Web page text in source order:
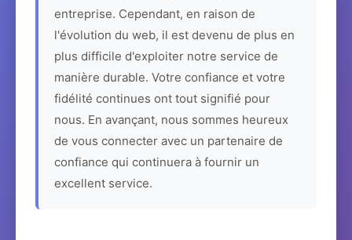
entreprise. Cependant, en raison de
l'évolution du web, il est devenu de plus en
plus difficile d'exploiter notre service de
manière durable. Votre confiance et votre
fidélité continues ont tout signifié pour
nous. En avançant, nous sommes heureux
de vous connecter avec un partenaire de
confiance qui continuera à fournir un
excellent service.